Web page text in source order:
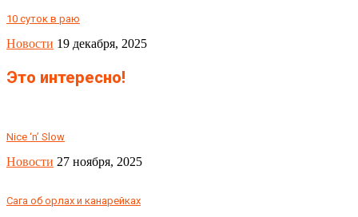
10 суток в раю
Новости 19 декабря, 2025
Это интересно!
Nice ‘n’ Slow
Новости 27 ноября, 2025
Сага об орлах и канарейках